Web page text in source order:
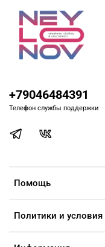
Помощь
Политики и условия
+79046484391
Телефон службы поддержки